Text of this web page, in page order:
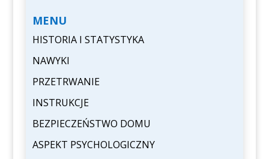
MENU
HISTORIA I STATYSTYKA
NAWYKI
PRZETRWANIE
INSTRUKCJE
BEZPIECZEŃSTWO DOMU
ASPEKT PSYCHOLOGICZNY